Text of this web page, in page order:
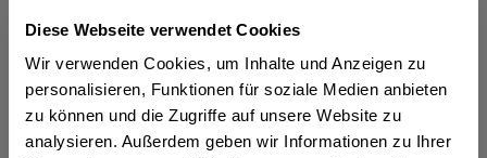
Diese Webseite verwendet Cookies
Wir verwenden Cookies, um Inhalte und Anzeigen zu
personalisieren, Funktionen für soziale Medien anbieten
zu können und die Zugriffe auf unsere Website zu
analysieren. Außerdem geben wir Informationen zu Ihrer
MEHRWEG
+2,40 € Pfand
In den Warenkorb
Hinzugefügt